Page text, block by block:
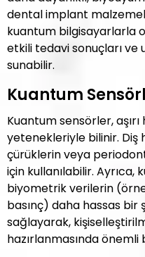
dental implant
kuantum bilgisayarlarla
etkili tedavi sonuçları
sunabilir.
Kuantum
Kuantum sensörler,
yetenekleriyle bilinir. Diş
çürüklerin veya
için kullanılabilir. Ayrıca,
biyometrik verilerin
basınç) daha hassas bir
sağlayarak,
hazırlanmasında